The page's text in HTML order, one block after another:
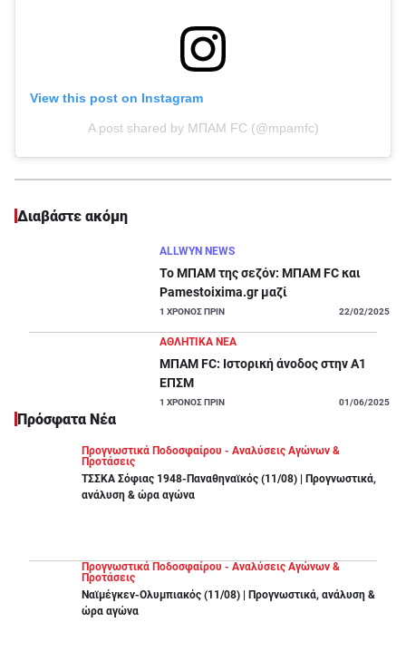
View this post on Instagram
A post shared by ΜΠΑΜ FC (@mpamfc)
Διαβάστε ακόμη
ALLWYN NEWS
Το ΜΠΑΜ της σεζόν: ΜΠΑΜ FC και
Pamestoixima.gr μαζί
1 ΧΡΟΝΟΣ ΠΡΙΝ 22/02/2025
ΑΘΛΗΤΙΚΑ ΝΕΑ
ΜΠΑΜ FC: Ιστορική άνοδος στην Α1
ΕΠΣΜ
1 ΧΡΟΝΟΣ ΠΡΙΝ 01/06/2025
Πρόσφατα Νέα
Προγνωστικά Ποδοσφαίρου - Αναλύσεις Αγώνων &
Προτάσεις
ΤΣΣΚΑ Σόφιας 1948-Παναθηναϊκός (11/08) | Προγνωστικά,
ανάλυση & ώρα αγώνα
Προγνωστικά Ποδοσφαίρου - Αναλύσεις Αγώνων &
Προτάσεις
Ναϊμέγκεν-Ολυμπιακός (11/08) | Προγνωστικά, ανάλυση &
ώρα αγώνα